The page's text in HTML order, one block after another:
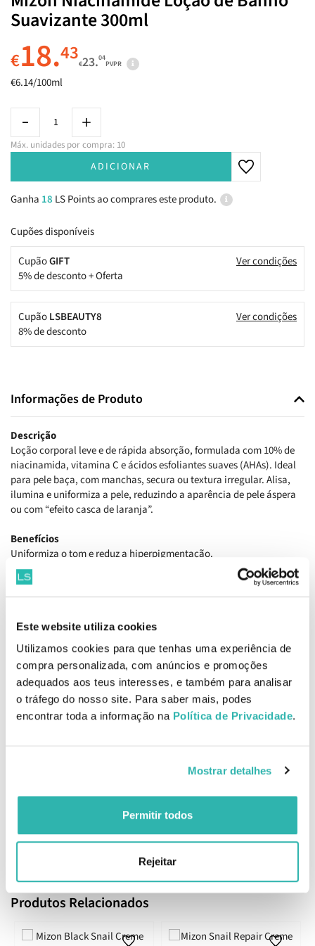
Este website utiliza cookies
Utilizamos cookies para que tenhas uma experiência de
compra personalizada, com anúncios e promoções
adequados aos teus interesses, e também para analisar
o tráfego do nosso site. Para saber mais, podes
encontrar toda a informação na Política de Privacidade.
Mostrar detalhes
Permitir todos
Rejeitar
Suavizante 300ml
€18.43€23.04
PVPR
€6.14/100ml
Máx. unidades por compra: 10
ADICIONAR
Ganha 18 LS Points ao comprares este produto.
Cupões disponíveis
CupãoGIFT
5% de desconto + Oferta
Ver condições
CupãoLSBEAUTY8
8% de desconto
Ver condições
Informações de Produto
Descrição
Loção corporal leve e de rápida absorção, formulada com 10% de
niacinamida, vitamina C e ácidos esfoliantes suaves (AHAs). Ideal
para pele baça, com manchas, secura ou textura irregular. Alisa,
ilumina e uniformiza a pele, reduzindo a aparência de pele áspera
ou com “efeito casca de laranja”.
Benefícios
Uniformiza o tom e reduz a hiperpigmentação.
Hidrata em profundidade e melhora a elasticidade.
Refina a textura da pele com uma esfoliação suave.
Reforça a barreira cutânea e protege contra agressões externas.
Como aplicar
Aplicar sobre a pele limpa e ligeiramente húmida.
Espalhar uma quantidade adequada por todo o corpo.
Massajar com movimentos circulares até absorção total.
Usar diariamente, de manhã e à noite.
Water, Niacinamide, Cetyl Ethylhexanoate, 1,2-Hexanediol,
Olivate, Sorbitan Olivate, Xanthan Gum, Sorbitan Stearate,
Isohexadecane, Disodium EDTA, Polysorbate 80, Sodium
Hyaluronate, 3-O-Ethyl Ascorbic Acid, Lactic Acid.
Produtos Relacionados